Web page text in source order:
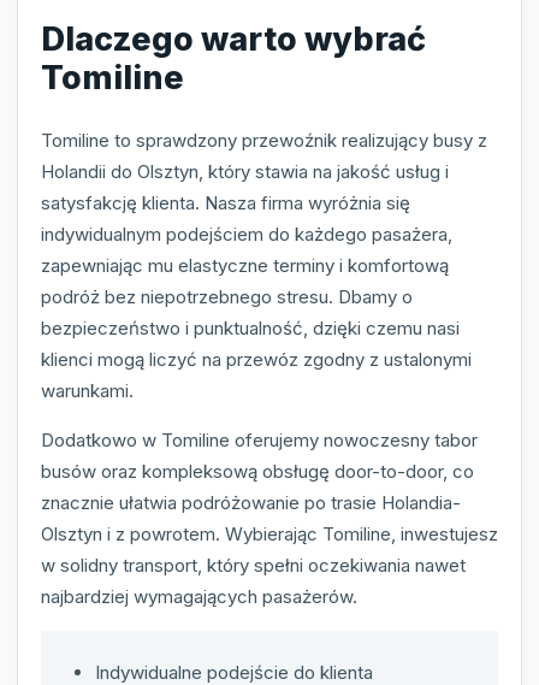
Dlaczego warto wybrać
Tomiline
Tomiline to sprawdzony przewoźnik realizujący busy z
Holandii do Olsztyn, który stawia na jakość usług i
satysfakcję klienta. Nasza firma wyróżnia się
indywidualnym podejściem do każdego pasażera,
zapewniając mu elastyczne terminy i komfortową
podróż bez niepotrzebnego stresu. Dbamy o
bezpieczeństwo i punktualność, dzięki czemu nasi
klienci mogą liczyć na przewóz zgodny z ustalonymi
warunkami.
Dodatkowo w Tomiline oferujemy nowoczesny tabor
busów oraz kompleksową obsługę door-to-door, co
znacznie ułatwia podróżowanie po trasie Holandia-
Olsztyn i z powrotem. Wybierając Tomiline, inwestujesz
w solidny transport, który spełni oczekiwania nawet
najbardziej wymagających pasażerów.
Indywidualne podejście do klienta